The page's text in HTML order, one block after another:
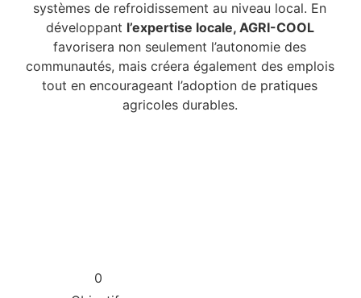
systèmes de refroidissement au niveau local. En
développant l’expertise locale, AGRI-COOL
favorisera non seulement l’autonomie des
communautés, mais créera également des emplois
tout en encourageant l’adoption de pratiques
agricoles durables.
0